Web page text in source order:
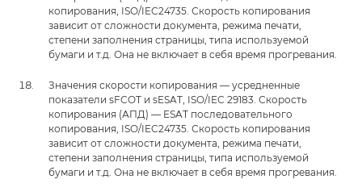
копирования, ISO/IEC24735. Скорость копирования
зависит от сложности документа, режима печати,
степени заполнения страницы, типа используемой
бумаги и т.д. Она не включает в себя время прогревания.
Значения скорости копирования — усредненные
показатели sFCOT и sESAT, ISO/IEC 29183. Скорость
копирования (АПД) — ESAT последовательного
копирования, ISO/IEC24735. Скорость копирования
зависит от сложности документа, режима печати,
степени заполнения страницы, типа используемой
бумаги и т.д. Она не включает в себя время прогревания.